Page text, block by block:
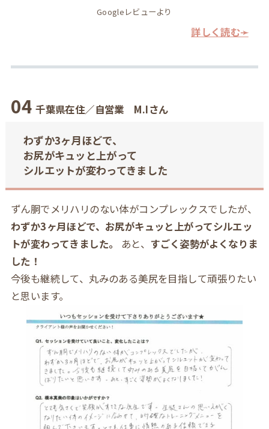
Googleレビューより
詳しく読む➛
04 千葉県在住／自営業 M.Iさん
わずか3ヶ月ほどで、
お尻がキュッと上がって
シルエットが変わってきました
ずん胴でメリハリのない体がコンプレックスでしたが、
わずか3ヶ月ほどで、お尻がキュッと上がってシルエッ
トが変わってきました。
あと、 すごく姿勢がよくなりま
した！
今後も継続して、丸みのある美尻を目指して頑張りたい
と思います。